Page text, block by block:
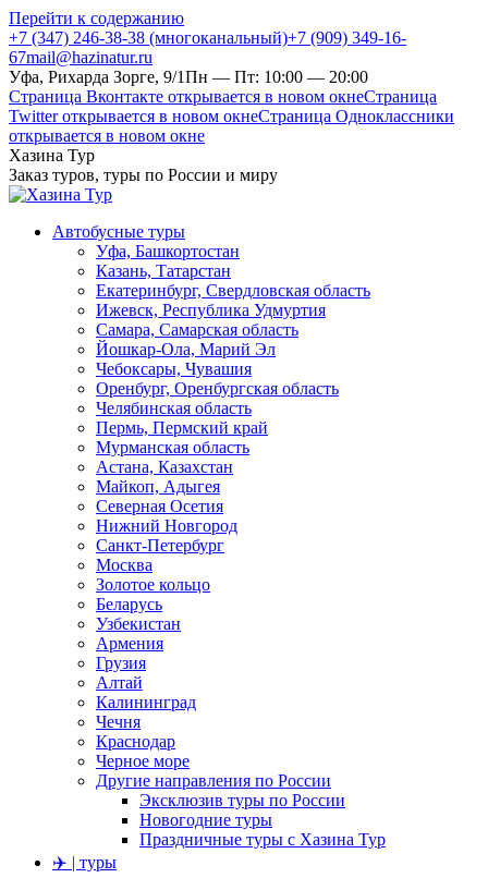
Перейти к содержанию
+7 (347) 246-38-38 (многоканальный)+7 (909) 349-16-
67mail@hazinatur.ru
Уфа, Рихарда Зорге, 9/1Пн — Пт: 10:00 — 20:00
Страница Вконтакте открывается в новом окнеСтраница
Twitter открывается в новом окнеСтраница Одноклассники
открывается в новом окне
Хазина Тур
Заказ туров, туры по России и миру
Автобусные туры
Уфа, Башкортостан
Казань, Татарстан
Екатеринбург, Свердловская область
Ижевск, Республика Удмуртия
Самара, Самарская область
Йошкар-Ола, Марий Эл
Чебоксары, Чувашия
Оренбург, Оренбургская область
Челябинская область
Пермь, Пермский край
Мурманская область
Астана, Казахстан
Майкоп, Адыгея
Северная Осетия
Нижний Новгород
Санкт-Петербург
Москва
Золотое кольцо
Беларусь
Узбекистан
Армения
Грузия
Алтай
Калининград
Чечня
Краснодар
Черное море
Другие направления по России
Эксклюзив туры по России
Новогодние туры
Праздничные туры с Хазина Тур
✈️ | туры